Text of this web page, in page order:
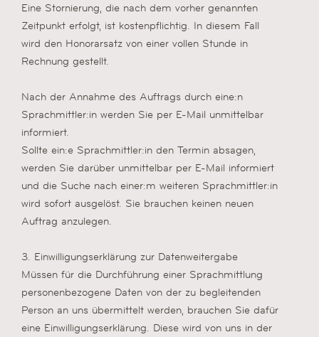
Eine Stornierung, die nach dem vorher genannten
Zeitpunkt erfolgt, ist kostenpflichtig. In diesem Fall
wird den Honorarsatz von einer vollen Stunde in
Rechnung gestellt.
Nach der Annahme des Auftrags durch eine:n
Sprachmittler:in werden Sie per E-Mail unmittelbar
informiert.
Sollte ein:e Sprachmittler:in den Termin absagen,
werden Sie darüber unmittelbar per E-Mail informiert
und die Suche nach einer:m weiteren Sprachmittler:in
wird sofort ausgelöst. Sie brauchen keinen neuen
Auftrag anzulegen.
3. Einwilligungserklärung zur Datenweitergabe
Müssen für die Durchführung einer Sprachmittlung
personenbezogene Daten von der zu begleitenden
Person an uns übermittelt werden, brauchen Sie dafür
eine Einwilligungserklärung. Diese wird von uns in der